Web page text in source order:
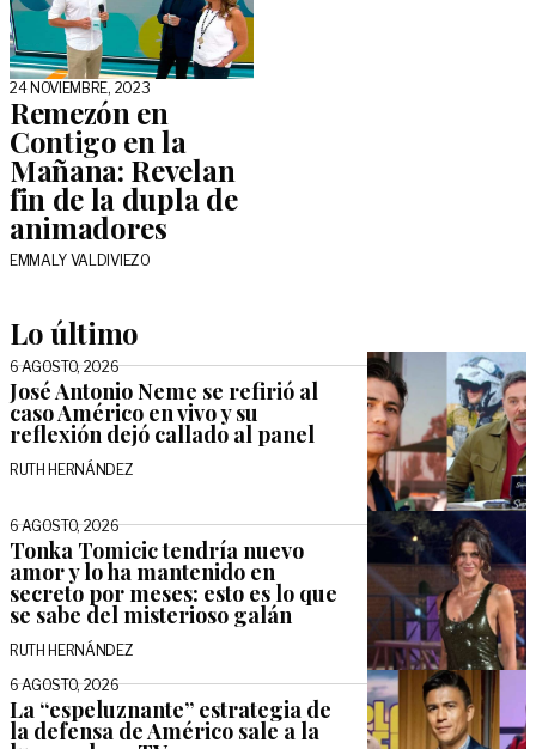
24 NOVIEMBRE, 2023
Remezón en
Contigo en la
Mañana: Revelan
fin de la dupla de
animadores
EMMALY VALDIVIEZO
Lo último
6 AGOSTO, 2026
José Antonio Neme se refirió al
caso Américo en vivo y su
reflexión dejó callado al panel
RUTH HERNÁNDEZ
6 AGOSTO, 2026
Tonka Tomicic tendría nuevo
amor y lo ha mantenido en
secreto por meses: esto es lo que
se sabe del misterioso galán
RUTH HERNÁNDEZ
6 AGOSTO, 2026
La “espeluznante” estrategia de
la defensa de Américo sale a la